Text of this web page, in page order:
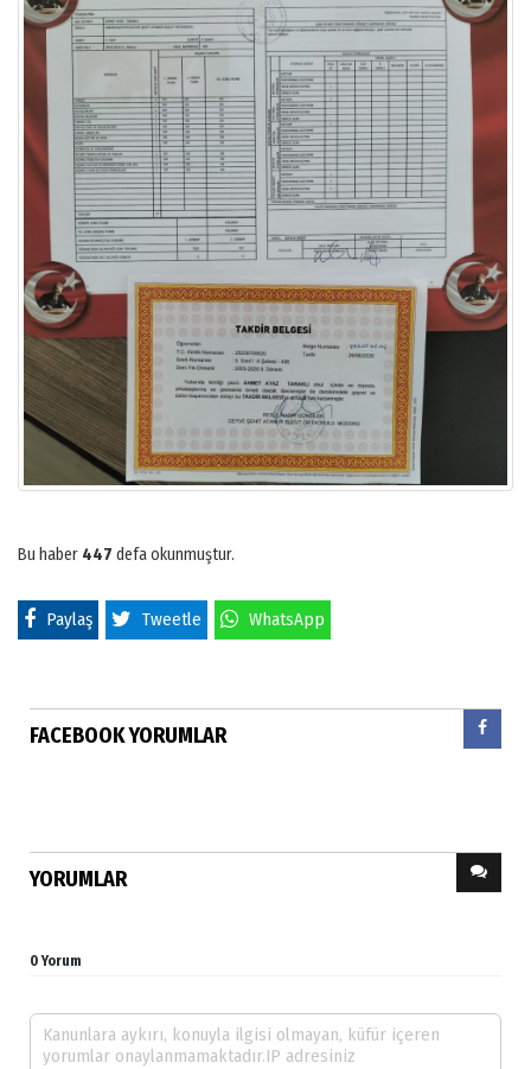
Bu haber 447 defa okunmuştur.
Paylaş Tweetle WhatsApp
FACEBOOK YORUMLAR
YORUMLAR
0 Yorum